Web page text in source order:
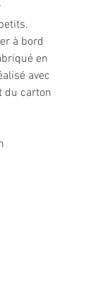
à bord
en
avec
du carton
avec